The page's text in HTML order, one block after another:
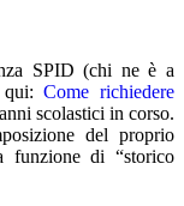
SPID (chi ne è a
qui:Come richiedere
scolastici in corso.
del proprio
funzione di “storico